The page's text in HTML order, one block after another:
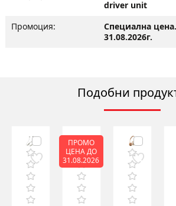
driver unit
Промоция:
Специална
31.08.2026г.
Подобни
ПРОМО
ЦЕНА ДО
31.08.2026